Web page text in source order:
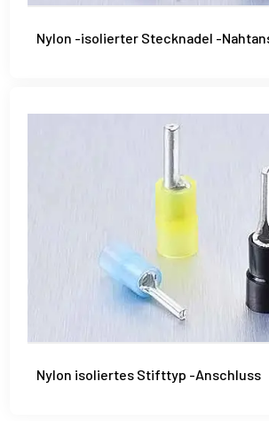
Nylon -isolierter Stecknadel -
Nylon isoliertes Stifttyp -Anschluss